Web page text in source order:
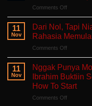
Sedang
Berjuang
Bercerita:
Buku
Self-
Healing
ke
Diri
Sendiri
Comments Offon
Tanpa
Takut
Salah:
Apa
yang
Ditemukan
Fitria
Saat
Mengajar
di
11
Nov
Dari Nol, Tapi
Rahasia
Comments Offon
Tapi
Niat:
Kisah
Rinaldi
11
Nov
Nggak Punya
Ibrahim Buktiin
How To Start
Comments Offon